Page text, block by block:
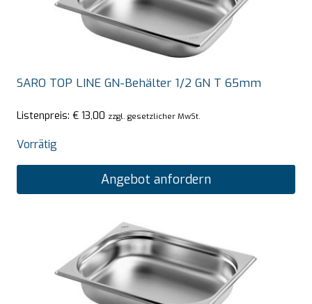
SARO TOP LINE GN-Behälter 1/2 GN T 65mm
Listenpreis: € 13,00 zzgl. gesetzlicher MwSt.
Vorrätig
Angebot anfordern